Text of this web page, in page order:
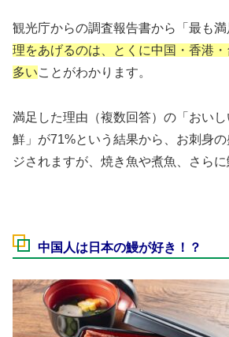
観光庁からの調査報告書から「最も
理をあげるのは、とくに中国・香港
多いことがわかります。
満足した理由（複数回答）の「おい
鮮」が71%という結果から、お刺身
ジされますが、焼き魚や煮魚、さらに
中国人は日本の鰻が好き！？